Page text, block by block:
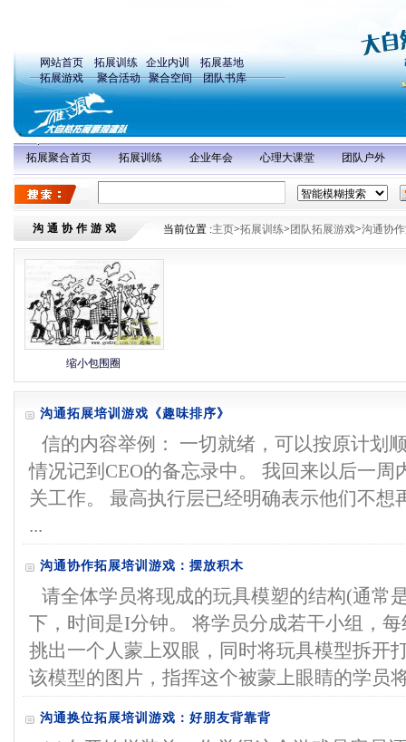
网站首页 拓展训练 企业内训
拓展基地
拓展游戏
聚合活动 聚合空间 团队书库
拓展聚合首页 拓展训练 企业年会 心理大课堂 团队户外
沟通协作游戏 当前位置 :主页>拓展训练> 团队拓展游戏>沟通协
缩小包围圈
沟通拓展培训游戏《趣味排序》
信的内容举例： 一切就绪，可以按原计划
情况记到CEO的备忘录中。 我回来以后一
关工作。 最高执行层已经明确表示他们不想
...
沟通协作拓展培训游戏：摆放积木
请全体学员将现成的玩具模塑的结构(通常
下，时间是I分钟。 将学员分成若干小组，
挑出一个人蒙上双眼，同时将玩具模型拆开
该模型的图片，指挥这个被蒙上眼睛的学员
沟通换位拓展培训游戏：好朋友背靠背